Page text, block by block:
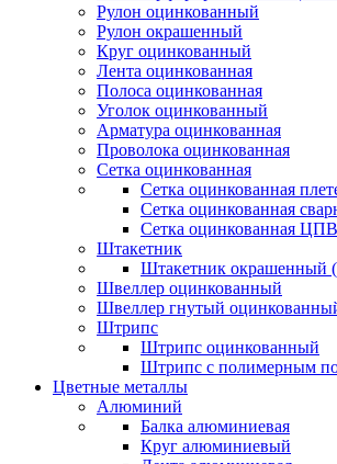
Рулон оцинкованный
Рулон окрашенный
Круг оцинкованный
Лента оцинкованная
Полоса оцинкованная
Уголок оцинкованный
Арматура оцинкованная
Проволока оцинкованная
Сетка оцинкованная
Сетка оцинкованная
Сетка оцинкованная
Сетка оцинкованная
Штакетник
Штакетник окрашенный
Швеллер оцинкованный
Швеллер гнутый
Штрипс
Штрипс оцинкованный
Штрипс с полимерным
Цветные металлы
Алюминий
Балка алюминиевая
Круг алюминиевый